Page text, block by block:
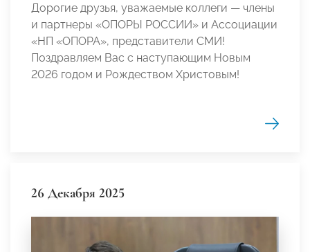
Дорогие друзья, уважаемые коллеги — члены
и партнеры «ОПОРЫ РОССИИ» и Ассоциации
«НП «ОПОРА», представители СМИ!
Поздравляем Вас с наступающим Новым
2026 годом и Рождеством Христовым!
26 Декабря 2025